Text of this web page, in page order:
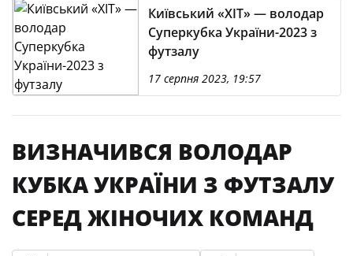
Київський «ХІТ» — володар
Суперкубка України-2023 з
футзалу
17 серпня 2023, 19:57
ВИЗНАЧИВСЯ ВОЛОДАР
КУБКА УКРАЇНИ З ФУТЗАЛУ
СЕРЕД ЖІНОЧИХ КОМАНД